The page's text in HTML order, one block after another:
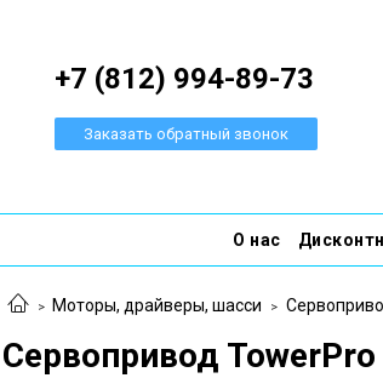
+7 (812) 994-89-73
Заказать обратный звонок
О нас
Моторы, драйверы, шасси
Сервопривод TowerPro